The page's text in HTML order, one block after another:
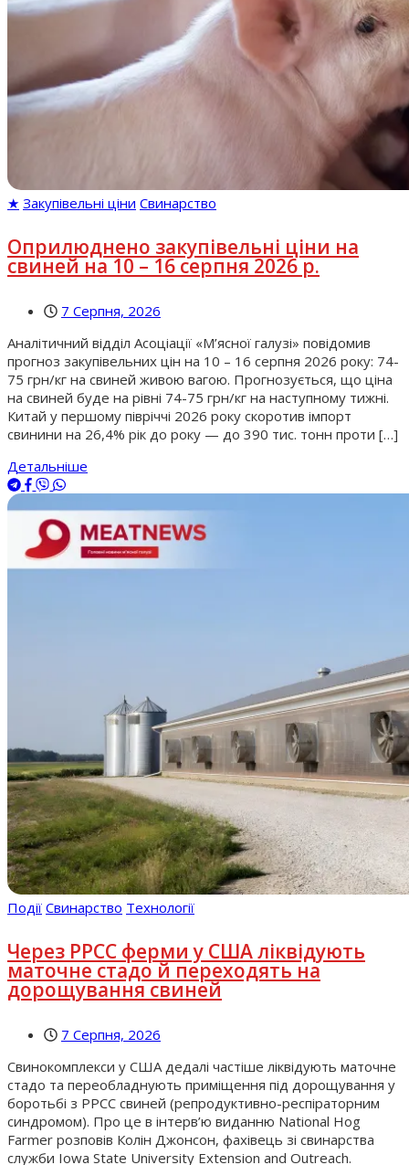
★ Закупівельні ціни Свинарство
Оприлюднено закупівельні ціни на
свиней на 10 – 16 серпня 2026 р.
7 Серпня, 2026
Аналітичний відділ Асоціації «М’ясної галузі» повідомив
прогноз закупівельних цін на 10 – 16 серпня 2026 року: 74-
75 грн/кг на свиней живою вагою. Прогнозується, що ціна
на свиней буде на рівні 74-75 грн/кг на наступному тижні.
Китай у першому півріччі 2026 року скоротив імпорт
свинини на 26,4% рік до року — до 390 тис. тонн проти […]
Детальніше
Події Свинарство Технології
Через РРСС ферми у США ліквідують
маточне стадо й переходять на
дорощування свиней
7 Серпня, 2026
Свинокомплекси у США дедалі частіше ліквідують маточне
стадо та переобладнують приміщення під дорощування у
боротьбі з РРСС свиней (репродуктивно-респіраторним
синдромом). Про це в інтерв’ю виданню National Hog
Farmer розповів Колін Джонсон, фахівець зі свинарства
служби Iowa State University Extension and Outreach.